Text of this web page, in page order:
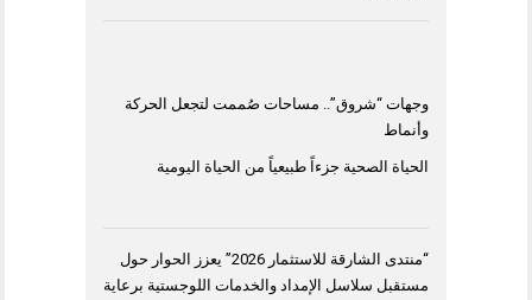
وجهات “شروق”.. مساحات صُممت لتجعل الحركة
وأنماط
الحياة الصحية جزءاً طبيعياً من الحياة اليومية
“منتدى الشارقة للاستثمار 2026” يعزز الحوار حول
مستقبل سلاسل الإمداد والخدمات اللوجستية برعاية